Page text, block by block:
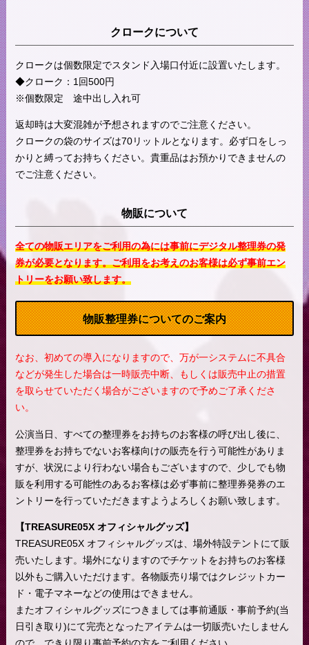
クロークについて
クロークは個数限定でスタンド入場口付近に設置いたします。
◆クローク：1回500円
※個数限定 途中出し入れ可
返却時は大変混雑が予想されますのでご注意ください。
クロークの袋のサイズは70リットルとなります。必ず口をしっ
かりと縛ってお持ちください。貴重品はお預かりできませんの
でご注意ください。
物販について
全ての物販エリアをご利用の為には事前にデジタル整理券の発
券が必要となります。ご利用をお考えのお客様は必ず事前エン
トリーをお願い致します。
物販整理券についてのご案内
なお、初めての導入になりますので、万が一システムに不具合
などが発生した場合は一時販売中断、もしくは販売中止の措置
を取らせていただく場合がございますので予めご了承くださ
い。
公演当日、すべての整理券をお持ちのお客様の呼び出し後に、
整理券をお持ちでないお客様向けの販売を行う可能性がありま
すが、状況により行わない場合もございますので、少しでも物
販を利用する可能性のあるお客様は必ず事前に整理券発券のエ
ントリーを行っていただきますようよろしくお願い致します。
【TREASURE05X オフィシャルグッズ】
TREASURE05X オフィシャルグッズは、場外特設テントにて販
売いたします。場外になりますのでチケットをお持ちのお客様
以外もご購入いただけます。各物販売り場ではクレジットカー
ド・電子マネーなどの使用はできません。
またオフィシャルグッズにつきましては事前通販・事前予約(当
日引き取り)にて完売となったアイテムは一切販売いたしません